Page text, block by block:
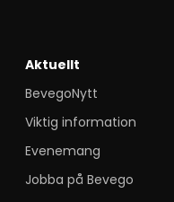
Aktuellt
BevegoNytt
Viktig information
Evenemang
Jobba på Bevego